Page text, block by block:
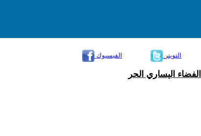
الفيسبوك
التويتر
اليساري الحر